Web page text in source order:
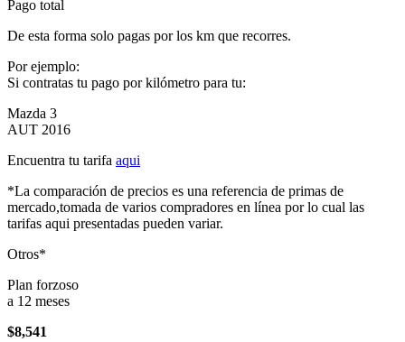
Pago total
De esta forma solo pagas por los km que recorres.
Por ejemplo:
Si contratas tu pago por kilómetro para tu:
Mazda 3
AUT 2016
Encuentra tu tarifa aqui
*La comparación de precios es una referencia de primas de
mercado,tomada de varios compradores en línea por lo cual las
tarifas aqui presentadas pueden variar.
Otros*
Plan forzoso
a 12 meses
$8,541